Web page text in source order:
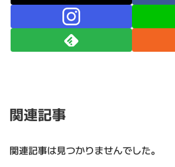
関連記事
関連記事は見つかりませんでした。